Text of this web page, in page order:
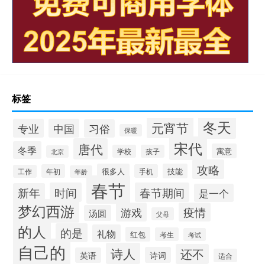
标签
专业 中国 习俗 保暖 元宵节 冬天
冬季 北京 唐代 学校 孩子 宋代 寓意
工作 年初 年龄 很多人 手机 技能 攻略
新年 时间 春节 春节期间 是一个
梦幻西游 汤圆 游戏 父母 疫情
的人 的是 礼物 红包 考生 考试
自己的 英语 诗人 诗词 还不 适合